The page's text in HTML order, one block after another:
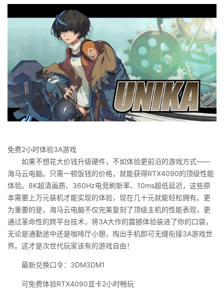
免费2小时体验3A游戏
如果不想花大价钱升级硬件，不如体验更前沿的游戏方式——
海马云电脑。只需一顿饭钱的价格，就能获得RTX4090的顶级性能
体验。8K超清画质、360Hz电竞刷新率、10ms超低延迟，这些原
本需要上万元装机才能实现的体验，现在几十元就能轻松拥有。更
为重要的是，海马云电脑不仅完美复刻了顶级主机的性能表现，更
通过革命性的跨平台技术，将3A大作的震撼体验装进了你的口袋，
无论是通勤途中还是咖啡厅小憩，掏出手机即可无缝衔接3A游戏世
界。这才是次世代玩家该有的游戏自由！
最新兑换口令：3DM3DM1
可免费体验RTX4090显卡2小时畅玩